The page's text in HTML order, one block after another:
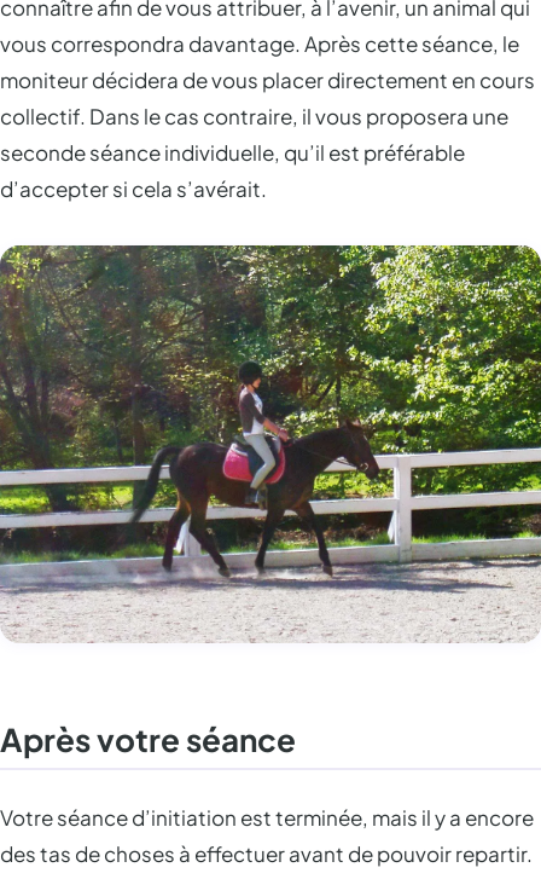
connaître afin de vous attribuer, à l’avenir, un animal qui
vous correspondra davantage. Après cette séance, le
moniteur décidera de vous placer directement en cours
collectif. Dans le cas contraire, il vous proposera une
seconde séance individuelle, qu’il est préférable
d’accepter si cela s’avérait.
Après votre séance
Votre séance d’initiation est terminée, mais il y a encore
des tas de choses à effectuer avant de pouvoir repartir.